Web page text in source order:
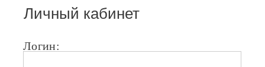
Личный кабинет
Логин: